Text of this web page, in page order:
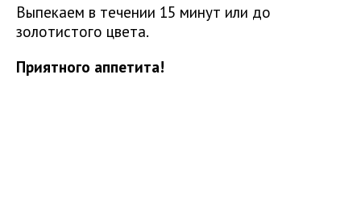
Выпекаем в течении 15 минут или до
золотистого цвета.
Приятного аппетита!